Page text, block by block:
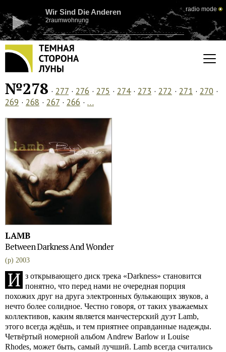
Wir Sind Die Anderen
2raumwohnung
radio mode
№278 · 277 · 276 · 275 · 274· 273 · 272 · 271 · 270 ·
269 · 268 · 267 · 266 · …
LAMB
Between Darkness And Wonder
(p) 2003
И з открывающего диск трека «Darkness» становится
понятно, что перед нами не очередная порция
похожих друг на друга электронных булькающих звуков, а
нечто более солидное. Честно говоря, от таких уважаемых
коллективов, каким является манчестерский дуэт Lamb,
этого всегда ждёшь, и тем приятнее оправданные надежды.
Четвёртый номерной альбом Andrew Barlow и Louise
Rhodes, может быть, самый лучший. Lamb всегда считались